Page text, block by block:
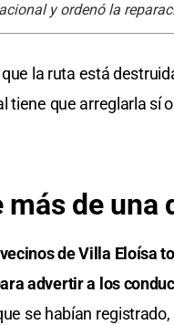
y ordenó la
la ruta está
tiene que arreglarla sí
de una
de Villa Eloísa
advertir a los
se habían